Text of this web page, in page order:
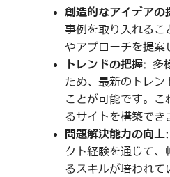
創造的なアイデアの
事例を取り入れるこ
やアプローチを提案
トレンドの把握: 多
ため、最新のトレン
ことが可能です。こ
るサイトを構築でき
問題解決能力の向上
クト経験を通じて、
るスキルが培われて